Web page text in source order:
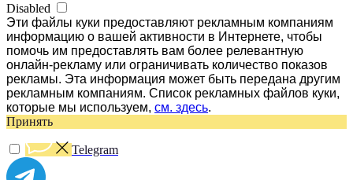
Disabled
Эти файлы куки предоставляют рекламным компаниям
информацию о вашей активности в Интернете, чтобы
помочь им предоставлять вам более релевантную
онлайн-рекламу или ограничивать количество показов
рекламы. Эта информация может быть передана другим
рекламным компаниям. Список рекламных файлов куки,
которые мы используем, см. здесь.
Принять
Telegram